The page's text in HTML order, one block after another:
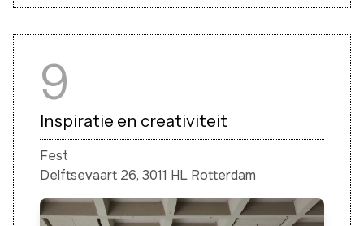
9
Inspiratie en creativiteit
Fest
Delftsevaart 26, 3011 HL Rotterdam